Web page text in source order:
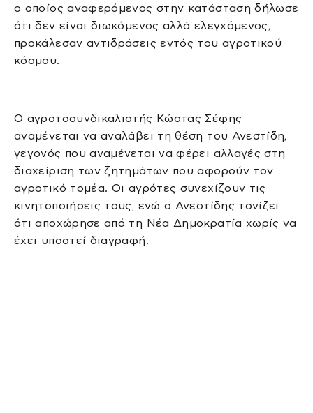
ο οποίος αναφερόμενος στην κατάσταση δήλωσε
ότι δεν είναι διωκόμενος αλλά ελεγχόμενος,
προκάλεσαν αντιδράσεις εντός του αγροτικού
κόσμου.
Ο αγροτοσυνδικαλιστής Κώστας Σέφης
αναμένεται να αναλάβει τη θέση του Ανεστίδη,
γεγονός που αναμένεται να φέρει αλλαγές στη
διαχείριση των ζητημάτων που αφορούν τον
αγροτικό τομέα. Οι αγρότες συνεχίζουν τις
κινητοποιήσεις τους, ενώ ο Ανεστίδης τονίζει
ότι αποχώρησε από τη Νέα Δημοκρατία χωρίς να
έχει υποστεί διαγραφή.